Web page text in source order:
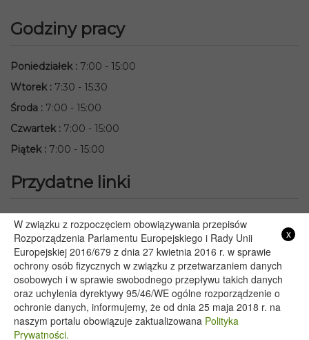
Godziny pracy
Poniedziałek: 7:00 - 15:00
Wtorek: 7:30 - 15:30
Środa : 7:00 - 15:00
Czwartek: 7:00 - 15:00
Piątek: 7:00 - 15:00
Przydatne linki
Starostwo Powiatowe we Włodawie
Lubelski Urząd Wojewódzki w Lublinie
Urząd Marszałkowski Województwa Lubelskiego w Lublinie
Serwis Rzeczypospolitej Polskiej
PGE – Planowane wyłączenia prądu
Poczta E-mail
x
W związku z rozpoczęciem obowiązywania przepisów
Rozporządzenia Parlamentu Europejskiego i Rady Unii
Europejskiej 2016/679 z dnia 27 kwietnia 2016 r. w sprawie
ochrony osób fizycznych w związku z przetwarzaniem danych
osobowych i w sprawie swobodnego przepływu takich danych
oraz uchylenia dyrektywy 95/46/WE ogólne rozporządzenie o
ochronie danych, informujemy, że od dnia 25 maja 2018 r. na
naszym portalu obowiązuje zaktualizowana Polityka
Prywatności.